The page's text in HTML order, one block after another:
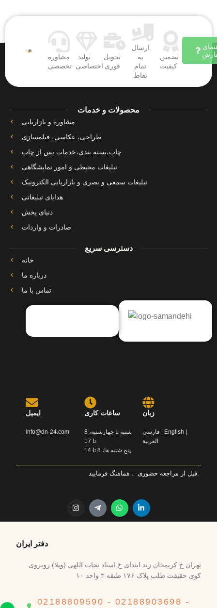
تضمین
کیفیت
ارسال
به
تمام
نقاط
تحویل
فوری
تولید
اختصاصی
مشاوره
تخصصی
محصولات و خدمات
مشاوره و بازاریابی
طراحی، عکاسی، فیلمسازی
چاپ،بسته بندی،خدمات پس از چاپ
تبلیغات محیطی و امور نمایشگاهی
تبلیغات سمعی و بصری و بازاریابی الکترونیک
هدایای تبلیغاتی
دنیای پخش
صادرات و واردات
دسترسی سریع
خانه
درباره ما
تماس با ما
ایمیل
info@dn-24.com
ساعات کاری
شنبه تا چهارشنبه، 8
تا 17
پنج شنبه ها، 8 تا 14
زبان
فارسی | English |
العربية
دفتر ایران
تهران خ کریمخان زند ابتدای خ استاد نجات اللهی (ویلا) روبروی
کوی حقیقت طلب پلاک ۱۷۶ طبقه ۳ واحد ۱۰
02188809590 - 02188903698 -